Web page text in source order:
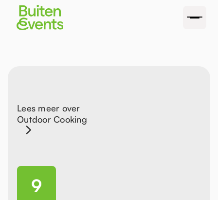
Lees meer over
Outdoor Cooking
9